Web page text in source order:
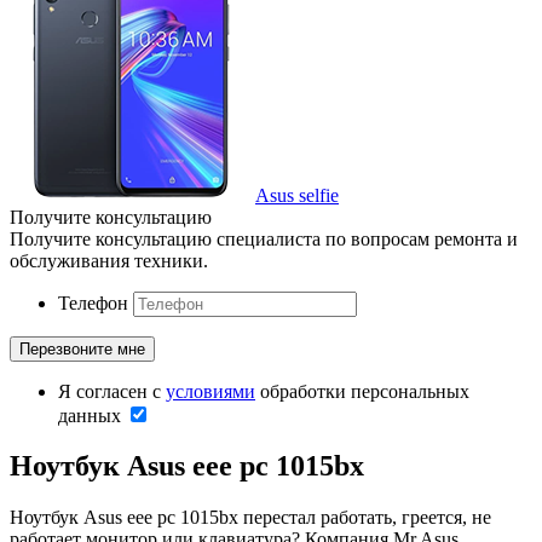
Asus selfie
Получите консультацию
Получите консультацию специалиста по вопросам ремонта и
обслуживания техники.
Телефон
Я согласен с условиями обработки персональных
данных
Ноутбук Asus eee pc 1015bx
Ноутбук Asus eee pc 1015bx перестал работать, греется, не